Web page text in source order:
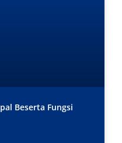
Beserta Fungsi